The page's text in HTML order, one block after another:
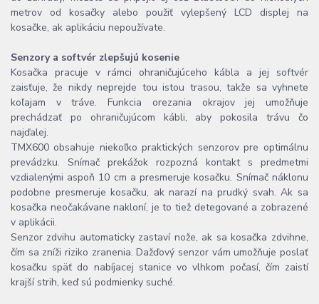
metrov od kosačky alebo použiť vylepšený LCD displej na
kosačke, ak aplikáciu nepoužívate.
Senzory a softvér zlepšujú kosenie
Kosačka pracuje v rámci ohraničujúceho kábla a jej softvér
zaisťuje, že nikdy neprejde tou istou trasou, takže sa vyhnete
koľajam v tráve. Funkcia orezania okrajov jej umožňuje
prechádzať po ohraničujúcom kábli, aby pokosila trávu čo
najďalej.
TMX600 obsahuje niekoľko praktických senzorov pre optimálnu
prevádzku. Snímač prekážok rozpozná kontakt s predmetmi
vzdialenými aspoň 10 cm a presmeruje kosačku. Snímač náklonu
podobne presmeruje kosačku, ak narazí na prudký svah. Ak sa
kosačka neočakávane nakloní, je to tiež detegované a zobrazené
v aplikácii.
Senzor zdvihu automaticky zastaví nože, ak sa kosačka zdvihne,
čím sa zníži riziko zranenia. Dažďový senzor vám umožňuje poslať
kosačku späť do nabíjacej stanice vo vlhkom počasí, čím zaistí
krajší strih, keď sú podmienky suché.